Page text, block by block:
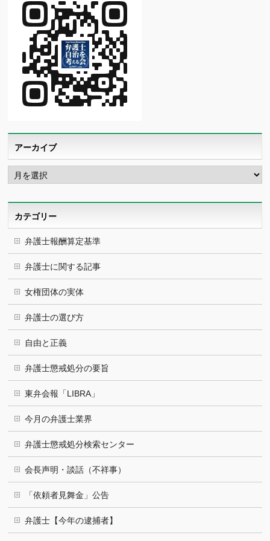
アーカイブ
ア
ー
カ
カテゴリー
弁護士報酬算定基準
弁護士に関する記事
女権団体の実体
弁護士の選び方
自由と正義
弁護士懲戒処分の要旨
東弁会報「LIBRA」
今月の弁護士業界
弁護士懲戒処分検索センター
会長声明・談話（不祥事）
「依頼者見舞金」公告
弁護士【今年の逮捕者】